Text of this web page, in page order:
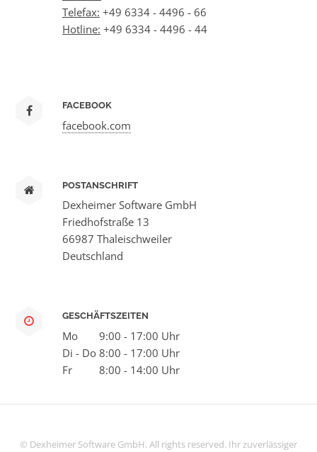
Telefax: +49 6334 - 4496 - 66
Hotline: +49 6334 - 4496 - 44
FACEBOOK
facebook.com
POSTANSCHRIFT
Dexheimer Software GmbH
Friedhofstraße 13
66987 Thaleischweiler
Deutschland
GESCHÄFTSZEITEN
Mo
Di - Do
Fr
9:00 - 17:00 Uhr
8:00 - 17:00 Uhr
8:00 - 14:00 Uhr
© Dexheimer Software GmbH. All rights reserved. Ihr zuverlässiger